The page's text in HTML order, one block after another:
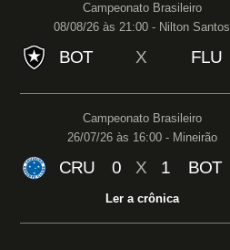
Campeonato Brasileiro
08/08/26 às 21:00 - Nilton Santos
BOT X FLU
Campeonato Brasileiro
26/07/26 às 16:00 - Mineirão
CRU 0 X 1 BOT
Ler a crônica